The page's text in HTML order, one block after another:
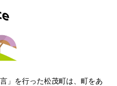
」を行った松茂町は、町をあ